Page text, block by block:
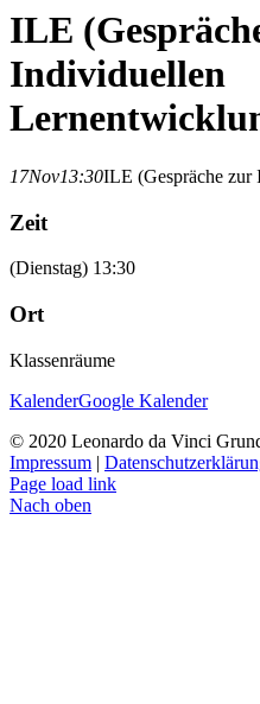
ILE
Individuellen
17Nov13:30ILE (Gespräche
Zeit
(Dienstag) 13:30
Ort
Klassenräume
KalenderGoogle Kalender
© 2020 Leonardo da Vinci
Impressum |
Page load link
Nach oben